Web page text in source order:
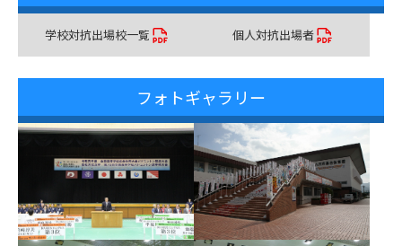
学校対抗出場校一覧 個人対抗出場者
フォトギャラリー